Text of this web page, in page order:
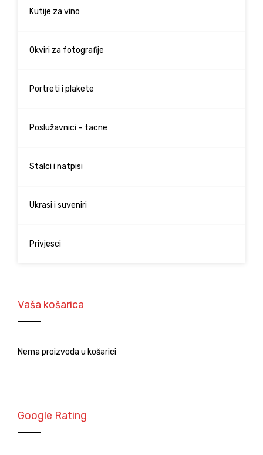
Kutije za vino
Okviri za fotografije
Portreti i plakete
Poslužavnici – tacne
Stalci i natpisi
Ukrasi i suveniri
Privjesci
Vaša košarica
Nema proizvoda u košarici
Google Rating